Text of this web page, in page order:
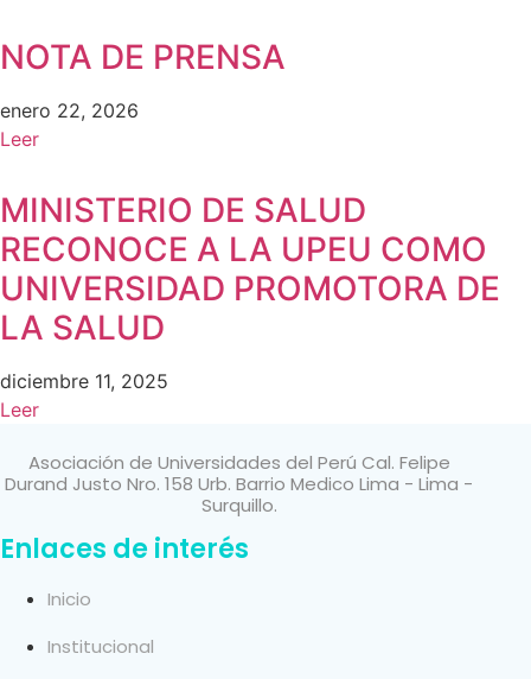
NOTA DE PRENSA
enero 22, 2026
Leer
MINISTERIO DE SALUD
RECONOCE A LA UPEU COMO
UNIVERSIDAD PROMOTORA DE
LA SALUD
diciembre 11, 2025
Leer
Asociación de Universidades del Perú Cal. Felipe
Durand Justo Nro. 158 Urb. Barrio Medico Lima - Lima -
Surquillo.
Enlaces de interés
Inicio
Institucional